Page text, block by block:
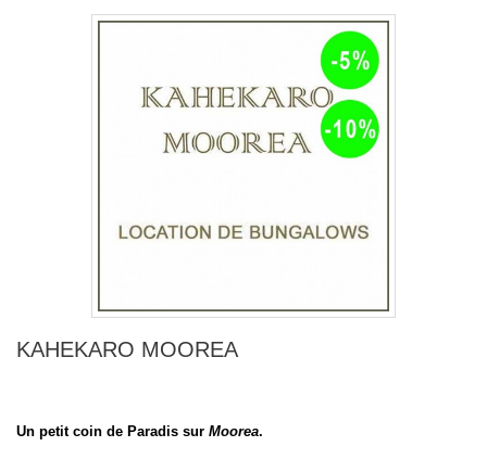
KAHEKARO MOOREA
Un petit coin de Paradis sur Moorea.